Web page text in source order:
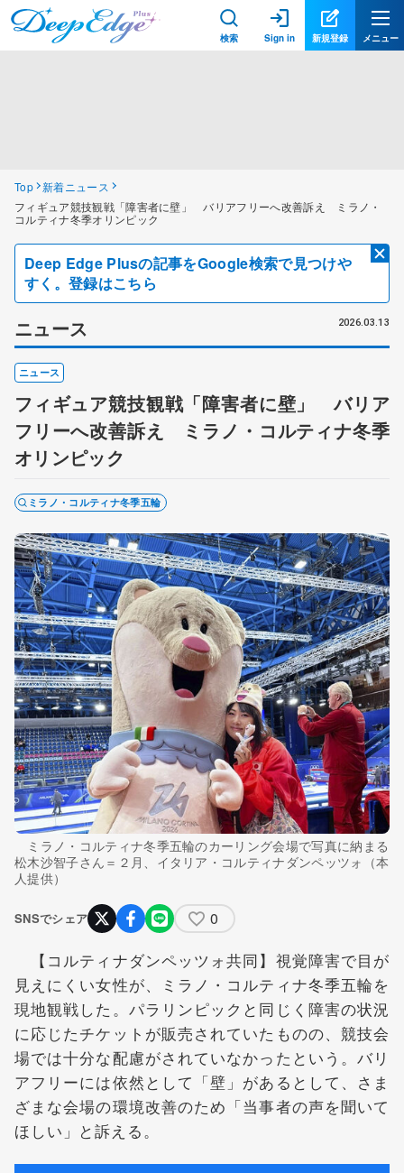
検索 Sign in 新規登録 メニュー
Top 新着ニュース
フィギュア競技観戦「障害者に壁」 バリアフリーへ改善訴え ミラノ・
コルティナ冬季オリンピック
Deep Edge Plusの記事をGoogle検索で見つけや
すく。登録はこちら
ニュース 2026.03.13
ニュース
フィギュア競技観戦「障害者に壁」 バリア
フリーへ改善訴え ミラノ・コルティナ冬季
オリンピック
ミラノ・コルティナ冬季五輪
ミラノ・コルティナ冬季五輪のカーリング会場で写真に納まる
松木沙智子さん＝２月、イタリア・コルティナダンペッツォ（本
人提供）
SNSでシェア 0
【コルティナダンペッツォ共同】視覚障害で目が
見えにくい女性が、ミラノ・コルティナ冬季五輪を
現地観戦した。パラリンピックと同じく障害の状況
に応じたチケットが販売されていたものの、競技会
場では十分な配慮がされていなかったという。バリ
アフリーには依然として「壁」があるとして、さま
ざまな会場の環境改善のため「当事者の声を聞いて
ほしい」と訴える。